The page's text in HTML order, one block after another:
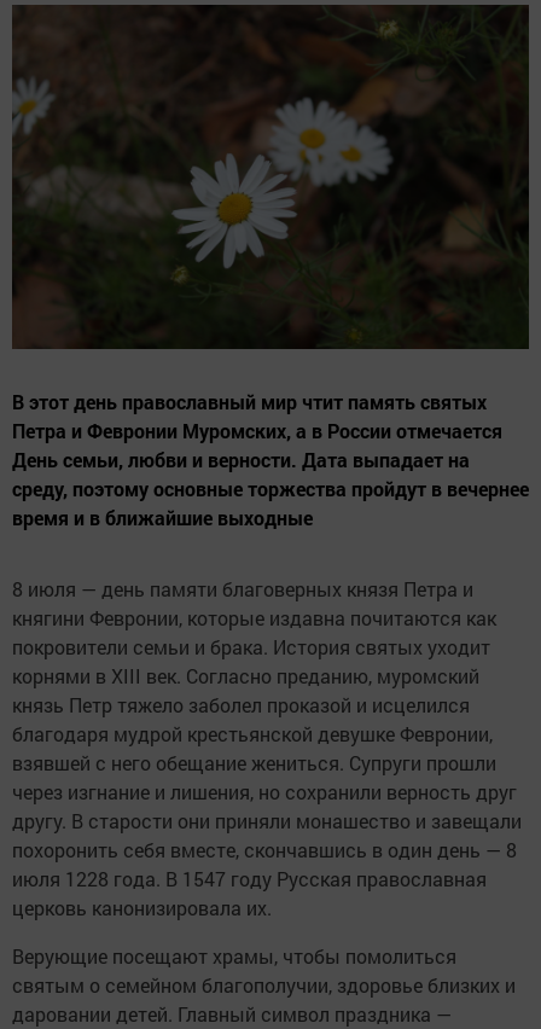
В этот день православный мир чтит память святых
Петра и Февронии Муромских, а в России отмечается
День семьи, любви и верности. Дата выпадает на
среду, поэтому основные торжества пройдут в вечернее
время и в ближайшие выходные
8 июля — день памяти благоверных князя Петра и
княгини Февронии, которые издавна почитаются как
покровители семьи и брака. История святых уходит
корнями в XIII век. Согласно преданию, муромский
князь Петр тяжело заболел проказой и исцелился
благодаря мудрой крестьянской девушке Февронии,
взявшей с него обещание жениться. Супруги прошли
через изгнание и лишения, но сохранили верность друг
другу. В старости они приняли монашество и завещали
похоронить себя вместе, скончавшись в один день — 8
июля 1228 года. В 1547 году Русская православная
церковь канонизировала их.
Верующие посещают храмы, чтобы помолиться
святым о семейном благополучии, здоровье близких и
даровании детей. Главный символ праздника —